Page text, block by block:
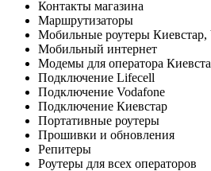
Контакты магазина
Маршрутизаторы
Мобильные роутеры Киевстар,
Мобильный интернет
Модемы для оператора
Подключение Lifecell
Подключение Vodafone
Подключение Киевстар
Портативные роутеры
Прошивки и обновления
Репитеры
Роутеры для всех операторов